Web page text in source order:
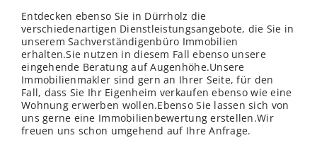
Entdecken ebenso Sie in Dürrholz die
verschiedenartigen Dienstleistungsangebote, die Sie in
unserem Sachverständigenbüro Immobilien
erhalten.Sie nutzen in diesem Fall ebenso unsere
eingehende Beratung auf Augenhöhe.Unsere
Immobilienmakler sind gern an Ihrer Seite, für den
Fall, dass Sie Ihr Eigenheim verkaufen ebenso wie eine
Wohnung erwerben wollen.Ebenso Sie lassen sich von
uns gerne eine Immobilienbewertung erstellen.Wir
freuen uns schon umgehend auf Ihre Anfrage.